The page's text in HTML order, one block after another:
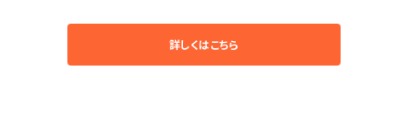
詳しくはこちら